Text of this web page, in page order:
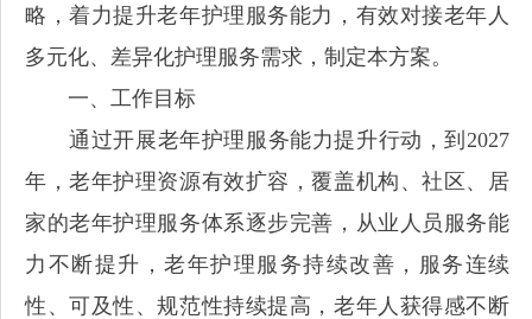
略，着力提升老年护理服务能力，有效对接老年人
多元化、差异化护理服务需求，制定本方案。
一、工作目标
通过开展老年护理服务能力提升行动，到2027
年，老年护理资源有效扩容，覆盖机构、社区、居
家的老年护理服务体系逐步完善，从业人员服务能
力不断提升，老年护理服务持续改善，服务连续
性、可及性、规范性持续提高，老年人获得感不断